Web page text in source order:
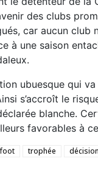
des clubs
car aucun club
à une saison
ubuesque qui
s’accroît le
blanche.
favorables à
trophée